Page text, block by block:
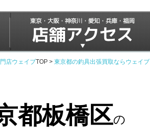
店ウェイブTOP > 東京都の釣具出張買取ならウェイブ
都板橋区の